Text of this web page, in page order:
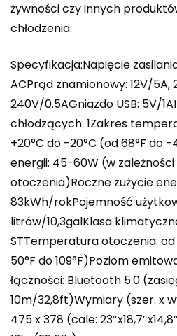
żywności czy innych
chłodzenia.
Specyfikacja:Napięcie
ACPrąd znamionowy: 12V/5A,
240V/0.5AGniazdo USB: 5V/
chłodzących: 1Zakres
+20°C do -20°C (od 68°F do
energii: 45-60W (w
otoczenia)Roczne zużycie
83kWh/rokPojemność
litrów/10,3galKlasa
STTemperatura otoczenia: od
50°F do 109°F)Poziom
łączności: Bluetooth 5.0
10m/32,8ft)Wymiary (szer. x
475 x 378 (cale: